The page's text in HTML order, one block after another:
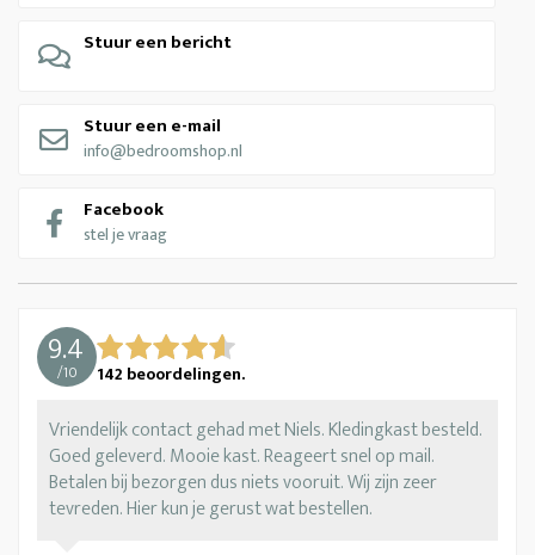
Stuur een bericht
Stuur een e-mail
info@bedroomshop.nl
Facebook
stel je vraag
9.4
/10 142 beoordelingen.
Vriendelijk contact gehad met Niels. Kledingkast besteld.
Goed geleverd. Mooie kast. Reageert snel op mail.
Betalen bij bezorgen dus niets vooruit. Wij zijn zeer
tevreden. Hier kun je gerust wat bestellen.